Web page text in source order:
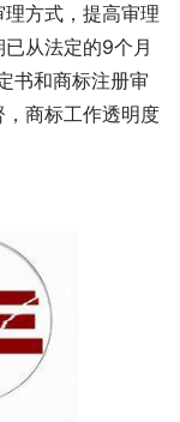
方式，提高审理
从法定的9个月
书和商标注册审
商标工作透明度